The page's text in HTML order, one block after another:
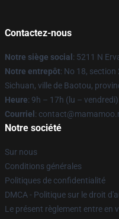
Contactez-nous
Notre siège social : 5211 N
Notre entrepôt: No 18, section
Sichuan, ville de Baotou,
Heure: 9h – 17h (lu – vendredi)
Courriel :
Notre société
Sur nous
Conditions générales
Politiques de confidentialité
DMCA - Politique sur le droit
Le présent règlement entre en